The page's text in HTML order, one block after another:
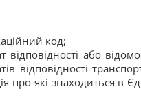
код;
відповідності або
відповідності
про які знаходиться в